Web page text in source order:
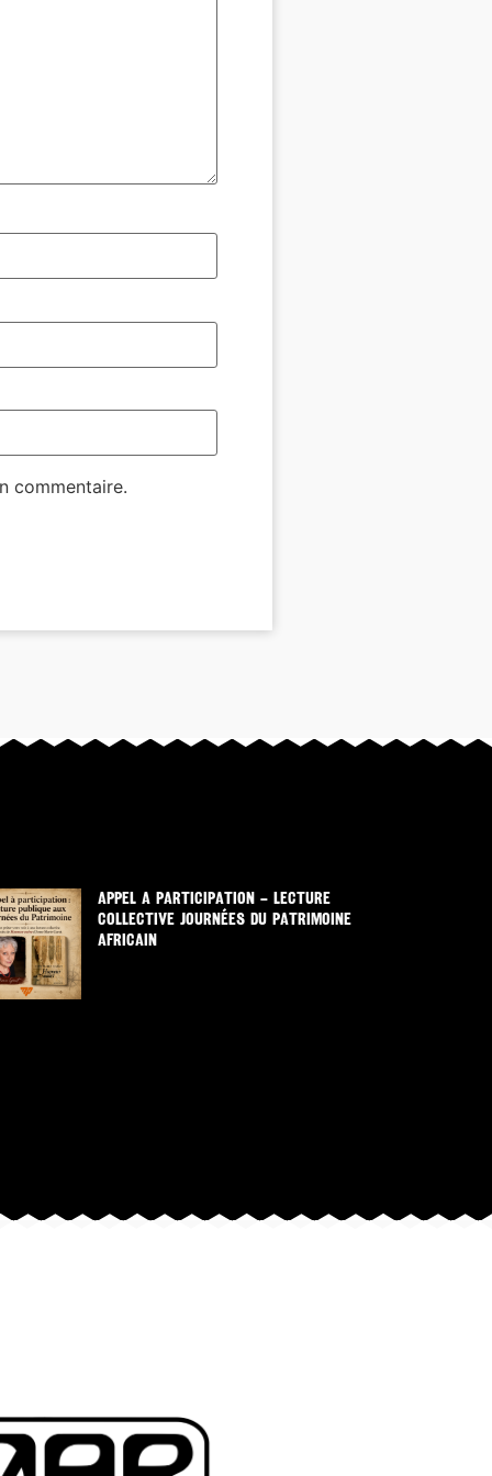
commentaire.
APPEL A PARTICIPATION – LECTURE
COLLECTIVE JOURNÉES DU PATRIMOINE
AFRICAIN